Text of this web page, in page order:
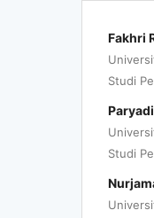
Fakhri
Studi
Paryadi
Studi